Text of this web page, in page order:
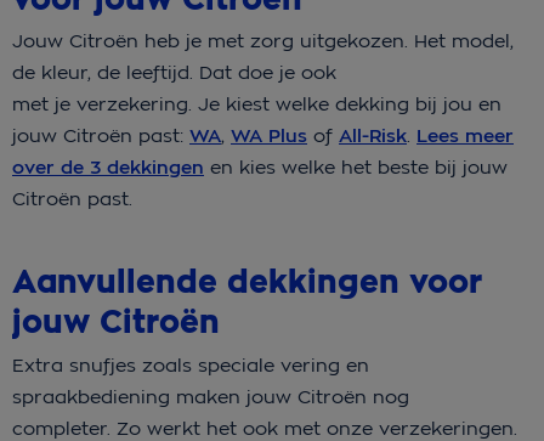
Jouw Citroën heb je met zorg uitgekozen. Het model,
de kleur, de leeftijd. Dat doe je ook
met je verzekering. Je kiest welke dekking bij jou en
jouw Citroën past: WA, WA Plus of All-Risk. Lees meer
over de 3 dekkingen en kies welke het beste bij jouw
Citroën past.
Aanvullende dekkingen voor
jouw Citroën
Extra snufjes zoals speciale vering en
spraakbediening maken jouw Citroën nog
completer. Zo werkt het ook met onze verzekeringen.